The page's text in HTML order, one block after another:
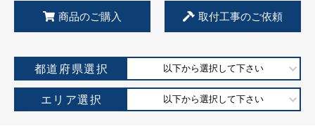
商品のご購入 取付工事のご依頼
都道府県選択 以下から選択して下さい
エリア選択 以下から選択して下さい